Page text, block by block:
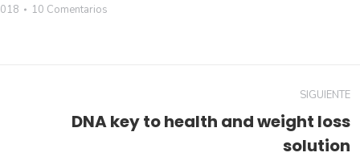
10 Comentarios
SIGUIENTE
DNA key to health and weight loss
solution